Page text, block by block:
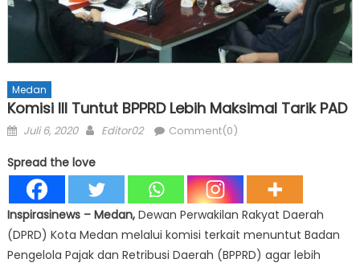
Medan
Komisi III Tuntut BPPRD Lebih Maksimal Tarik PAD
Posted
Juli 6, 2020 Author
Editor02 Comment(0)
Spread the love
Inspirasinews – Medan,Dewan Perwakilan Rakyat Daerah
(DPRD) Kota Medan melalui komisi terkait menuntut Badan
Pengelola Pajak dan Retribusi Daerah (BPPRD) agar lebih